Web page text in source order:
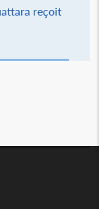
reçoit